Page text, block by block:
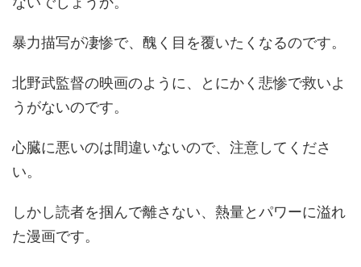
暴力描写が凄惨で、醜く目を覆いたくなるのです。
北野武監督の映画のように、とにかく悲惨で救いよ
うがないのです。
心臓に悪いのは間違いないので、注意してくださ
い。
しかし読者を掴んで離さない、熱量とパワーに溢れ
た漫画です。